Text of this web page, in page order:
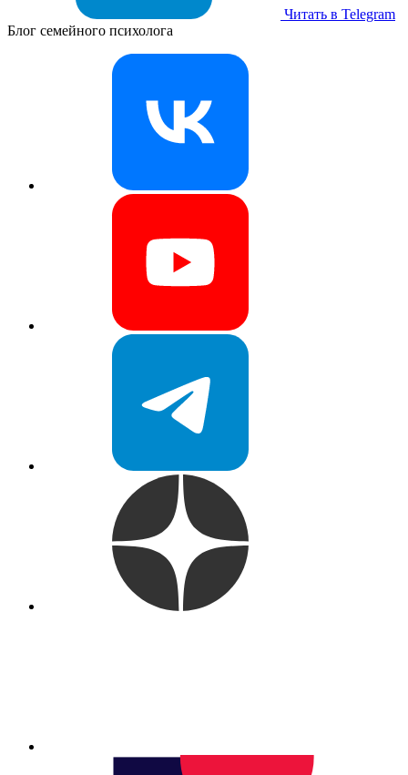
Читать в Telegram
Блог семейного психолога